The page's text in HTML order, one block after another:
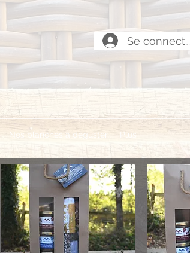
Se connecter
Nos planches à déguster Plus